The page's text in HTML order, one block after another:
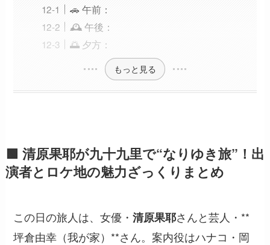
🚗 午前：
🕰 午後：
🌅 夕方：
もっと見る
🟩 清原果耶が九十九里で“なりゆき旅”！出
演者とロケ地の魅力ざっくりまとめ
この日の旅人は、女優・清原果耶さんと芸人・**
坪倉由幸（我が家）**さん。案内役はハナコ・岡